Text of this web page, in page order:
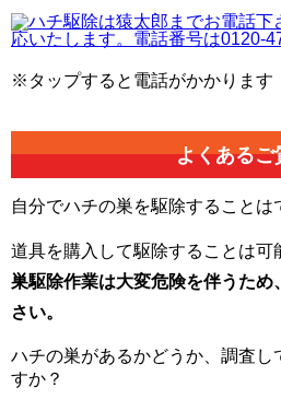
※タップすると電話がかかります
よくあるご
自分でハチの巣を駆除することは
道具を購入して駆除することは可
巣駆除作業は大変危険を伴うため
さい。
ハチの巣があるかどうか、調査し
すか？